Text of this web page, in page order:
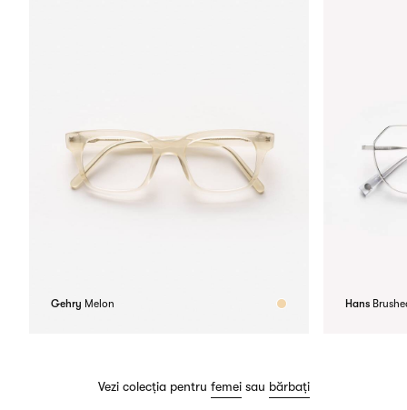
Gehry Melon Hans
Vezi colecția pentru femei sau bărbați